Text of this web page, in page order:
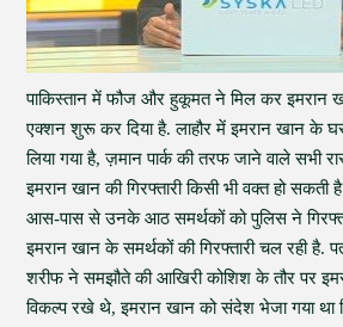
पाकिस्तान में फौज और हुकूमत ने मिल कर इमरान
एक्शन शुरू कर दिया है. लाहौर में इमरान खान के
लिया गया है, ज़मान पार्क की तरफ जाने वाले सभी
इमरान खान की गिरफ्तारी किसी भी वक्त हो
आस-पास से उनके आठ समर्थकों को पुलिस ने
इमरान खान के समर्थकों की गिरफ्तारी चल रही है.
शरीफ ने समझौते की आखिरी कोशिश के तौर पर
विकल्प रखे थे, इमरान खान को संदेश भेजा गया था